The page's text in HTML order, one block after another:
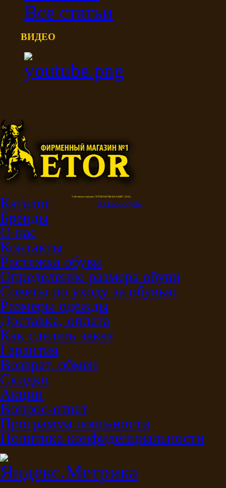
Все статьи
ВИДЕО
© Интернет-магазин "ETOR ОБУВЬ КАЗАКИ", 2026.
Казаки обувь
Каталог
Бренды
О нас
Контакты
Растяжка обуви
Определение размера обуви
Советы по уходу за обувью
Размеры одежды
Доставка, оплата
Как сделать заказ
Гарантия
Возврат, обмен
Скидки
Акции
Вопрос-ответ
Программа лояльности
Политика конфиденциальности